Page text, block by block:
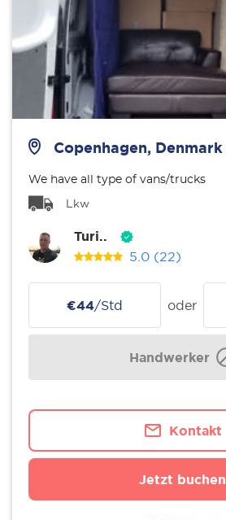
Copenhagen, Denmark
We have all type of vans/trucks
Lkw
Turi..
5.0 (22)
€44/Std oder
Handwerker
Kontakt
Jetzt buchen